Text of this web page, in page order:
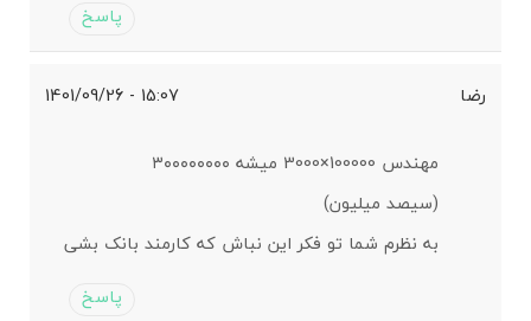
پاسخ
رضا 15:07 - 1401/09/26
مهندس 100000×3000 میشه ۳۰۰۰۰۰۰۰۰
(سیصد میلیون)
به نظرم شما تو فکر این نباش که کارمند بانک بشی
پاسخ